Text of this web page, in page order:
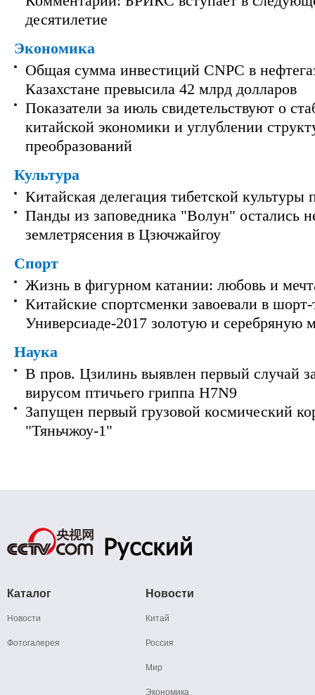
десятилетие
Экономика
Общая сумма инвестиций CNPC в
Казахстане превысила 42 млрд долларов
Показатели за июль свидетельствуют о
китайской экономики и углублении
преобразований
Культура
Китайская делегация тибетской культуры
Панды из заповедника "Волун" остались
землетрясения в Цзючжайгоу
Спорт
Жизнь в фигурном катании: любовь и
Китайские спортсменки завоевали в шорт-
Универсиаде-2017 золотую и серебряную
Наука
В пров. Цзилинь выявлен первый случай
вирусом птичьего гриппа H7N9
Запущен первый грузовой космический
"Тяньчжоу-1"
Каталог
Новости
Фотогалерея
Новости
Китай
Россия
Мир
Экономика